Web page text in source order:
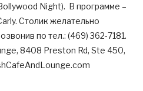
Night). В программе –
Столик желательно
по тел.: (469) 362-7181.
8408 Preston Rd, Ste 450,